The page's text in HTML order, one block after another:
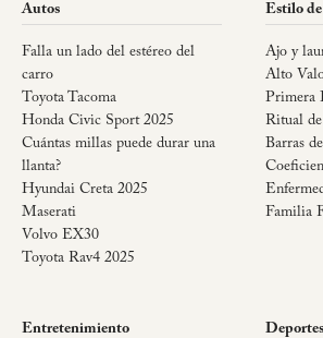
Autos
Falla un lado del estéreo del
carro
Toyota Tacoma
Honda Civic Sport 2025
Cuántas millas puede durar una
llanta?
Hyundai Creta 2025
Maserati
Volvo EX30
Toyota Rav4 2025
Estilo
Ajo y
Alto
Primera
Ritual de
Barras
Familia
Entretenimiento Deportes